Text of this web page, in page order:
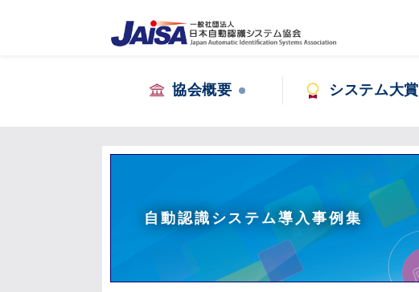
協会概要 システム大賞
自動認識システム導入事例集